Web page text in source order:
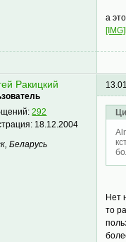
а
Ракицкий
292
18.12.2004
Беларусь
Нет
то